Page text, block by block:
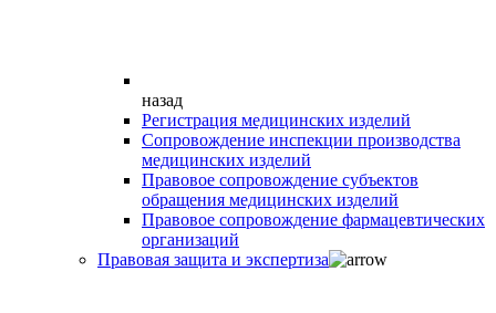
назад
Регистрация медицинских изделий
Сопровождение инспекции производства
медицинских изделий
Правовое сопровождение субъектов
обращения медицинских изделий
Правовое сопровождение фармацевтических
организаций
Правовая защита и экспертиза